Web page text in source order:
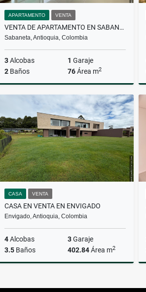
APARTAMENTO VENTA
VENTA DE APARTAMENTO EN SABANETA
Sabaneta, Antioquia, Colombia
3Alcobas 1 Garaje
2 Baños 76Área m2
Venta
$580.000.000
CASA VENTA
CASA EN VENTA EN ENVIGADO
Envigado, Antioquia, Colombia
4Alcobas 3Garaje
3.5 Baños 402.84Área m2
$5.210.000.000